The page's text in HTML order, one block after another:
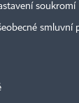
soukromí
smluvní